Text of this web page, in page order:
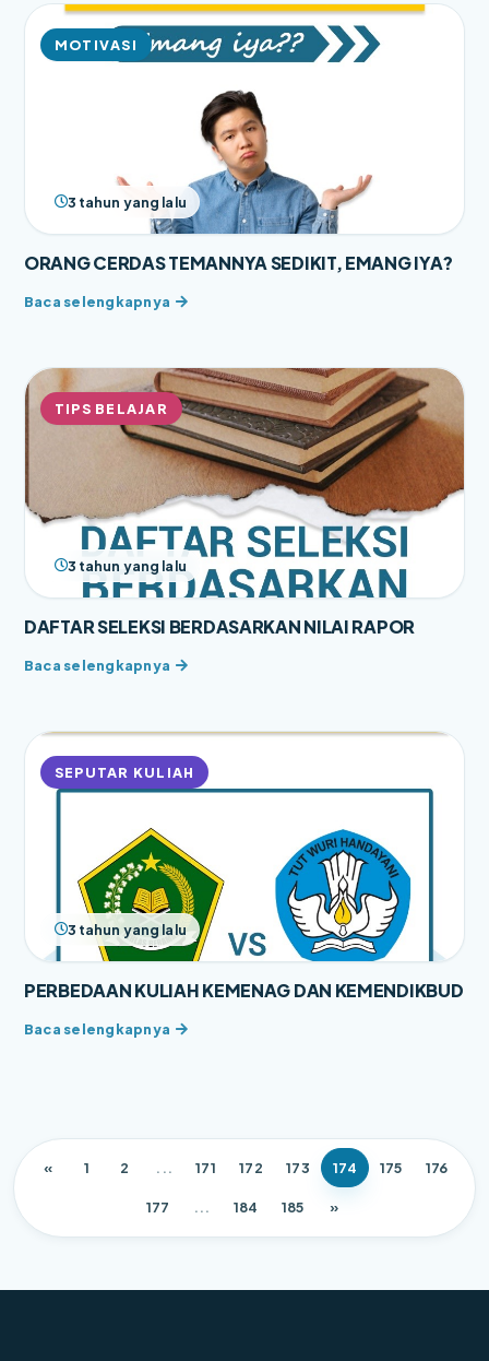
MOTIVASI
3 tahun yang lalu
ORANG CERDAS TEMANNYA SEDIKIT, EMANG IYA?
TIPS BELAJAR
3 tahun yang lalu
DAFTAR SELEKSI BERDASARKAN NILAI RAPOR
SEPUTAR KULIAH
3 tahun yang lalu
PERBEDAAN KULIAH KEMENAG DAN KEMENDIKBUD
« 1 2 ... 171 172 173 174 175 176
177 ... 184 185 »